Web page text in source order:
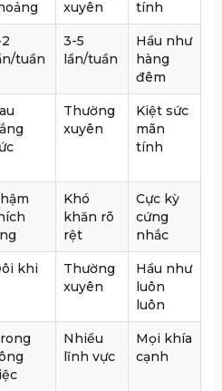
xuyên
tính
tuần
3-5
lần/tuần
Hầu như
hàng
đêm
Thường
xuyên
Kiệt sức
mãn
tính
Khó
khăn rõ
rệt
Cực kỳ
cứng
nhắc
khi
Thường
xuyên
Hầu như
luôn
luôn
Nhiều
lĩnh vực
Mọi khía
cạnh